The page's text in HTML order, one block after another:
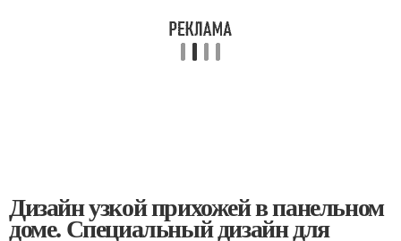
Дизайн узкой прихожей в панельном
доме. Специальный дизайн для